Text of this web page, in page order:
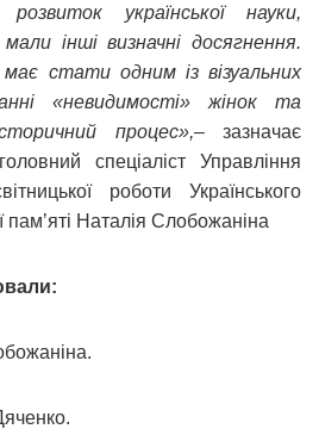
української науки,
інші визначні досягнення.
стати одним із візуальних
«невидимості» жінок та
процес»,– зазначає
спеціаліст Управління
роботи Українського
пам’яті Наталія Слобожаніна